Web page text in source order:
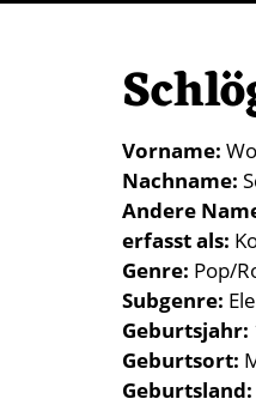
Vorname
Nachname
Andere
erfasst als
Genre Pop/
Subgenre
Geburtsjahr
Geburtsort
Geburtsland